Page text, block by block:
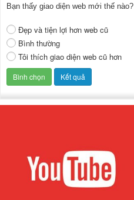
Bạn thấy giao diện web mới thế nào?
Đẹp và tiện lợi hơn web cũ
Bình thường
Tôi thích giao diện web cũ hơn